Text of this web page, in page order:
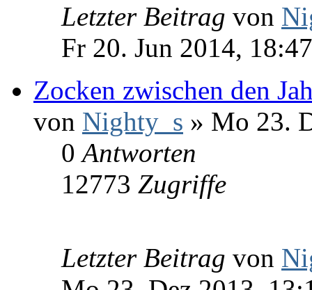
Letzter Beitrag von
Fr 20. Jun 2014, 18:47
Zocken zwischen den
von Nighty_s » Mo 23.
0Antworten
12773 Zugriffe
Letzter Beitrag von